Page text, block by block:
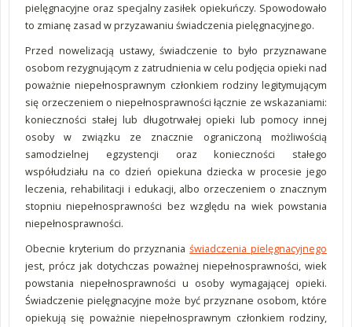
pielęgnacyjne oraz specjalny zasiłek opiekuńczy. Spowodowało
to zmianę zasad w przyzawaniu świadczenia pielęgnacyjnego.
Przed nowelizacją ustawy, świadczenie to było przyznawane
osobom rezygnującym z zatrudnienia w celu podjęcia opieki nad
poważnie niepełnosprawnym członkiem rodziny legitymującym
się orzeczeniem o niepełnosprawności łącznie ze wskazaniami:
konieczności stałej lub długotrwałej opieki lub pomocy innej
osoby w związku ze znacznie ograniczoną możliwością
samodzielnej egzystencji oraz konieczności stałego
współudziału na co dzień opiekuna dziecka w procesie jego
leczenia, rehabilitacji i edukacji, albo orzeczeniem o znacznym
stopniu niepełnosprawności bez względu na wiek powstania
niepełnosprawności.
Obecnie kryterium do przyznaniaświadczenia pielęgnacyjnego
jest, prócz jak dotychczas poważnej niepełnosprawności, wiek
powstania niepełnosprawności u osoby wymagającej opieki.
Świadczenie pielęgnacyjne może być przyznane osobom, które
opiekują się poważnie niepełnosprawnym członkiem rodziny,